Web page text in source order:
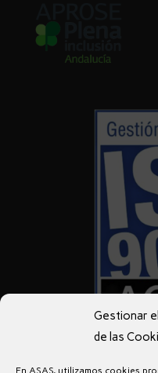
Gestionar
de las
En ASAS, utilizamos cookies